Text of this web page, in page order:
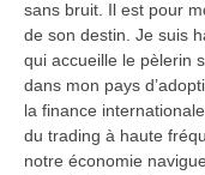
sans bruit. Il est pour
de son destin. Je suis
qui accueille le pèlerin
dans mon pays
la finance
du trading à haute
notre économie